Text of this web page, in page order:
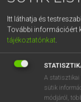
Díjmentes
after-effect fn
Itt láthatja és
További információért
tájékoztatónkat
A statisztikai
sütik
módjáról,
GR
5 6 7
r t z u
k
n m